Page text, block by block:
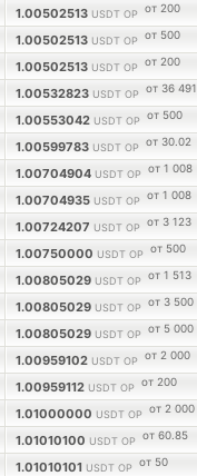
1.00502513 USDT OP от 200
1.00502513 USDT OP от 500
1.00502513 USDT OP от 200
1.00532823 USDT OP от 36 491
1.00553042 USDT OP от 500
1.00599783 USDT OP от 30.02
1.00704904 USDT OP от 1 008
1.00704935 USDT OP от 1 008
1.00724207 USDT OP от 3 123
1.00750000 USDT OP от 500
1.00805029 USDT OP от 1 513
1.00805029 USDT OP от 3 500
1.00805029 USDT OP от 5 000
1.00959102 USDT OP от 2 000
1.00959112 USDT OP от 200
1.01000000 USDT OP от 2 000
1.01010100 USDT OP от 60.85
1.01010101 USDT OP от 50